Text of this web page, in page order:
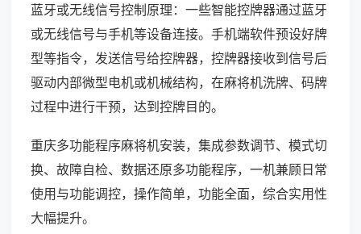
蓝牙或无线信号控制原理：一些智能控牌器通过蓝牙
或无线信号与手机等设备连接。手机端软件预设好牌
型等指令，发送信号给控牌器，控牌器接收到信号后
驱动内部微型电机或机械结构，在麻将机洗牌、码牌
过程中进行干预，达到控牌目的。
重庆多功能程序麻将机安装，集成参数调节、模式切
换、故障自检、数据还原多功能程序，一机兼顾日常
使用与功能调控，操作简单，功能全面，综合实用性
大幅提升。